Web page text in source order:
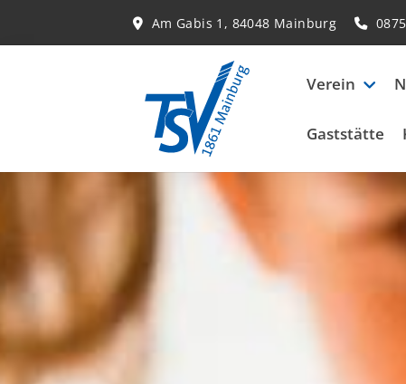
Am Gabis 1, 84048 Mainburg
Verein
Gaststätte